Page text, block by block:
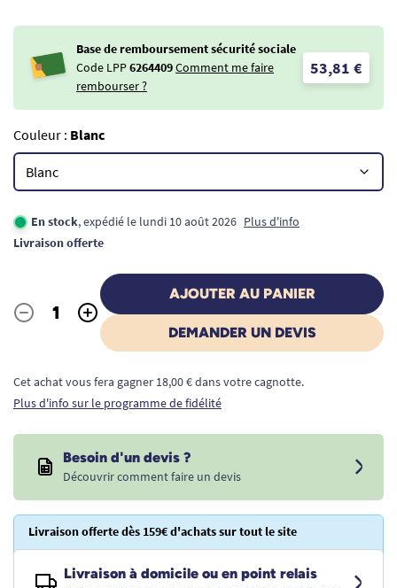
Base de remboursement sécurité sociale
Code LPP6264409Comment me faire
rembourser ?
53,81 €
Couleur : Blanc
En stock, expédié le lundi 10 août 2026 Plus d'info
Livraison offerte
Quantité
- +
AJOUTER AU PANIER
DEMANDER UN DEVIS
Cet achat vous fera gagner 18,00 € dans votre cagnotte.
Plus d'info sur le programme de fidélité
Besoin d'un devis ?
Découvrir comment faire un devis
Livraison offerte dès 159€ d'achats sur tout le site
Livraison à domicile ou en point relais